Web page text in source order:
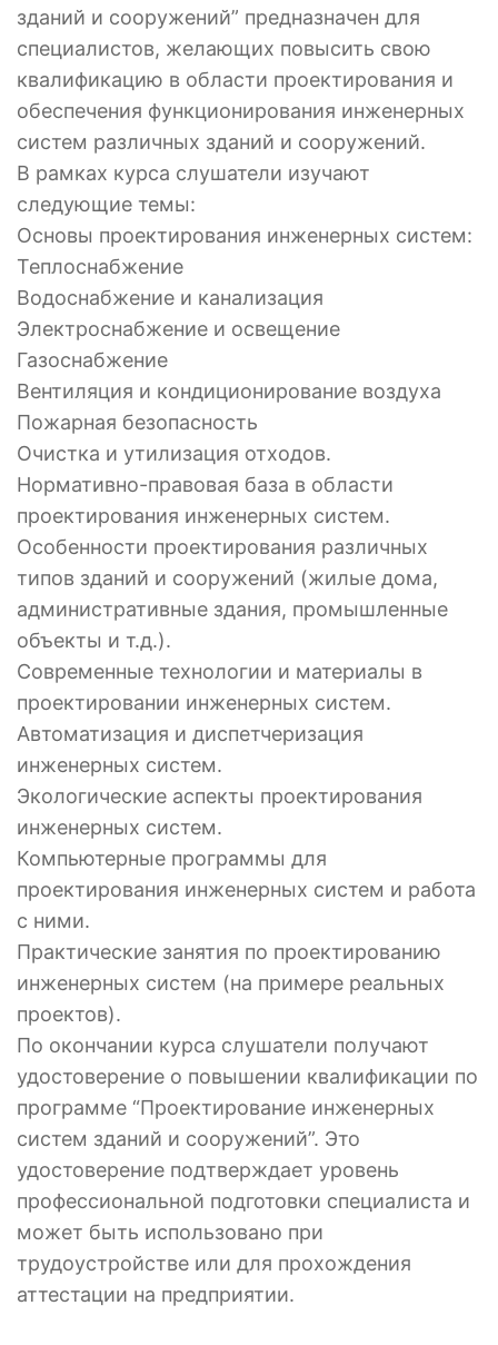
зданий и сооружений” предназначен для
специалистов, желающих повысить свою
квалификацию в области проектирования и
обеспечения функционирования инженерных
систем различных зданий и сооружений.
В рамках курса слушатели изучают
следующие темы:
Основы проектирования инженерных систем:
Теплоснабжение
Водоснабжение и канализация
Электроснабжение и освещение
Газоснабжение
Вентиляция и кондиционирование воздуха
Пожарная безопасность
Очистка и утилизация отходов.
Нормативно-правовая база в области
проектирования инженерных систем.
Особенности проектирования различных
типов зданий и сооружений (жилые дома,
административные здания, промышленные
объекты и т.д.).
Современные технологии и материалы в
проектировании инженерных систем.
Автоматизация и диспетчеризация
инженерных систем.
Экологические аспекты проектирования
инженерных систем.
Компьютерные программы для
проектирования инженерных систем и работа
с ними.
Практические занятия по проектированию
инженерных систем (на примере реальных
проектов).
По окончании курса слушатели получают
удостоверение о повышении квалификации по
программе “Проектирование инженерных
систем зданий и сооружений”. Это
удостоверение подтверждает уровень
профессиональной подготовки специалиста и
может быть использовано при
трудоустройстве или для прохождения
аттестации на предприятии.